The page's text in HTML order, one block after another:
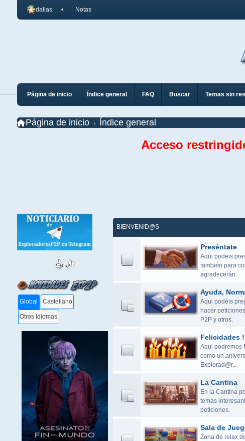
Medallas Notas
Página de inicio Índice general FAQ Buscar Temas sin
Página de inicio Índice general
Acceso
Global Castellano
Otros Idiomas
BIENVENID@S
Preséntate
Aqui podeis
también para
agradecerán.
Ayuda,
Aqui podéis
hacer
P2P y otros.
Felicidades
Aqui podremos
como un
Explorad@r...
La Cantina
En la Cantina
temas
peticiones.
Sala de
Zona de relax